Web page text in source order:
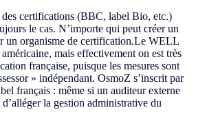
des certifications (BBC, label Bio, etc.)
le cas. N’importe qui peut créer un
un organisme de certification.Le WELL
mais effectivement on est très
française, puisque les mesures sont
» indépendant. OsmoZ s’inscrit par
français : même si un auditeur externe
la gestion administrative du